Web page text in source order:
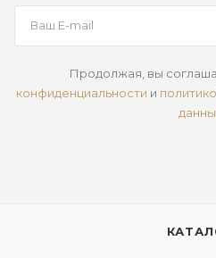
Продолжая, вы
конфиденциальности и